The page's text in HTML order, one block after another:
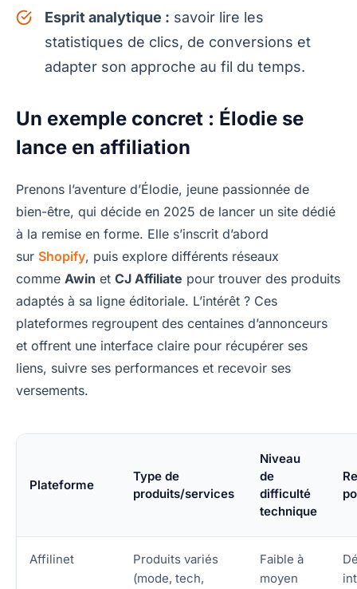
Esprit analytique : savoir lire les
statistiques de clics, de conversions et
adapter son approche au fil du temps.
Un exemple concret : Élodie se
lance en affiliation
Prenons l’aventure d’Élodie, jeune passionnée de
bien-être, qui décide en 2025 de lancer un site dédié
à la remise en forme. Elle s’inscrit d’abord
sur Shopify, puis explore différents réseaux
comme Awin et CJ Affiliate pour trouver des produits
adaptés à sa ligne éditoriale. L’intérêt ? Ces
plateformes regroupent des centaines d’annonceurs
et offrent une interface claire pour récupérer ses
liens, suivre ses performances et recevoir ses
versements.
Plateforme
Type de
produits/services
Niveau
de
difficulté
technique
Affilinet
Produits variés
(mode, tech,
Faible à
moyen